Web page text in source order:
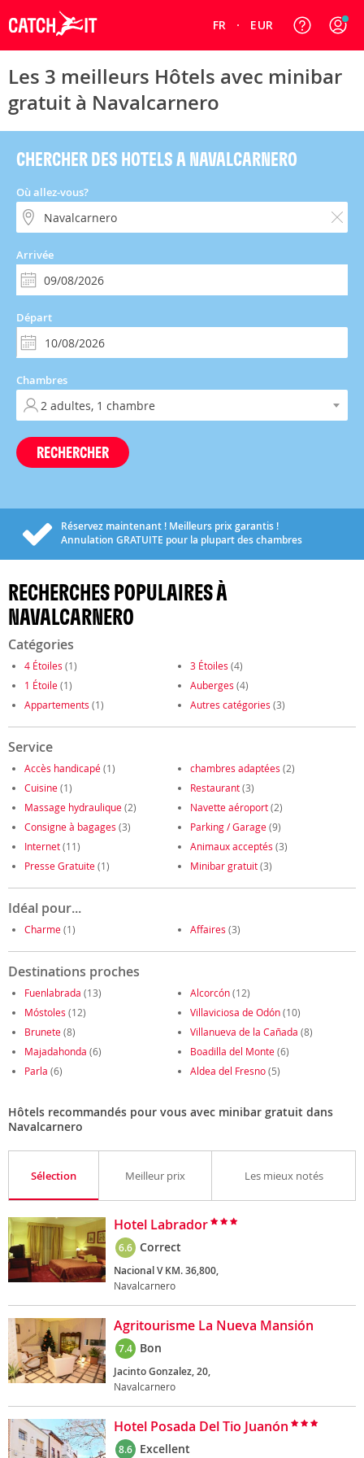
FR EUR
Les 3 meilleurs Hôtels avec minibar
gratuit à Navalcarnero
CHERCHER DES HOTELS A NAVALCARNERO
Où allez-vous?
Arrivée
Départ
Chambres
RECHERCHER
Réservez maintenant ! Meilleurs prix garantis !
Annulation GRATUITE pour la plupart des chambres
RECHERCHES POPULAIRES À
NAVALCARNERO
Catégories
4 Étoiles (1) 3 Étoiles (4)
1 Étoile(1) Auberges (4)
Appartements (1) Autres catégories (3)
Service
Accès handicapé(1) chambres adaptées (2)
Cuisine(1) Restaurant(3)
Massage hydraulique(2) Navette aéroport(2)
Consigne à bagages (3) Parking / Garage(9)
Internet(11) Animaux acceptés (3)
Presse Gratuite(1) Minibar gratuit(3)
Idéal pour...
Charme(1) Affaires (3)
Destinations proches
Fuenlabrada (13) Alcorcón(12)
Móstoles (12) Villaviciosa de Odón(10)
Brunete(8) Villanueva de la Cañada (8)
Majadahonda (6) Boadilla del Monte(6)
Parla (6) Aldea del Fresno(5)
Hôtels recommandés pour vous avec minibar gratuit dans
Navalcarnero
Sélection Meilleur prix Les mieux notés
Hotel Labrador
6.6 Correct
Nacional V KM. 36,800,
Navalcarnero
Agritourisme La Nueva Mansión
7.4 Bon
Jacinto Gonzalez, 20,
Navalcarnero
Hotel Posada Del Tio Juanón
8.6 Excellent